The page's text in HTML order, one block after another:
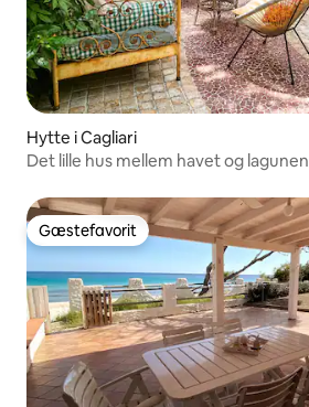
Hytte i Cagliari
Det lille hus mellem havet og lagunen
Gæstefavorit
Gæstefavorit